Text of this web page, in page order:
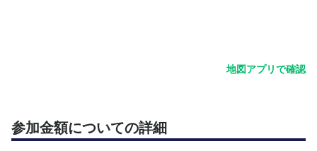
地図アプリで確認
参加金額についての詳細